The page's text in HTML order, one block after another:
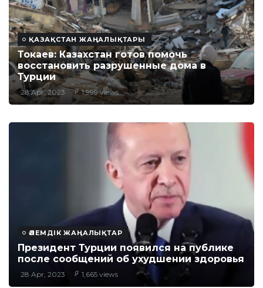
ҚАЗАҚСТАН ЖАҢАЛЫҚТАРЫ
Токаев: Казахстан готов помочь
восстановить разрушенные дома в
Турции
28 Apr, 2023 1,999 views
ӘЛЕМДІК ЖАҢАЛЫҚТАР
Президент Турции появился на публике
после сообщений об ухудшении здоровья
28 Apr, 2023 1,665 views